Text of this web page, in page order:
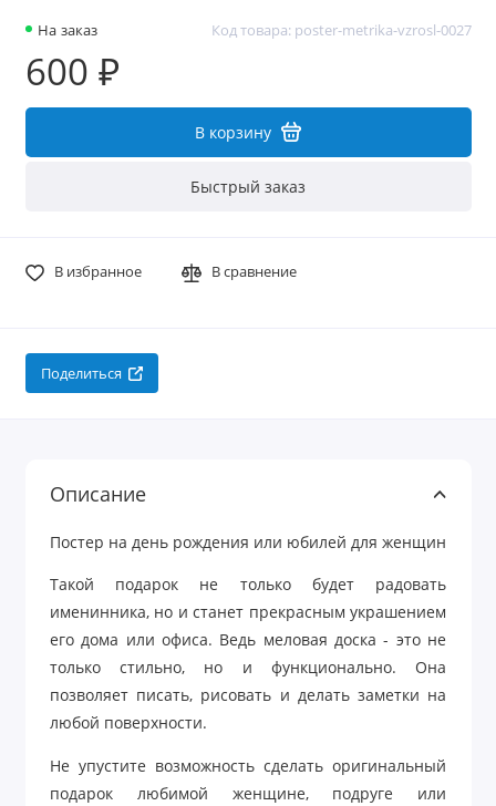
На заказ Код товара: poster-metrika-vzrosl-0027
600 ₽
В корзину
Быстрый заказ
В избранное В сравнение
Поделиться
Описание
Постер на день рождения или юбилей для женщины
Такой подарок не только будет радовать
именинника, но и станет прекрасным украшением
его дома или офиса. Ведь меловая доска - это не
только стильно, но и функционально. Она
позволяет писать, рисовать и делать заметки на
любой поверхности.
Не упустите возможность сделать оригинальный
подарок любимой женщине, подруге или